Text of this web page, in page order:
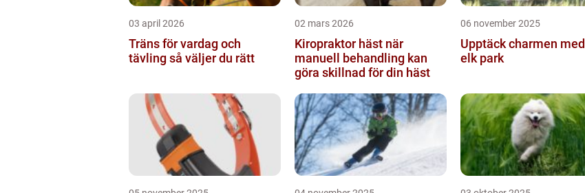
03 april 2026
Träns för vardag och
tävling så väljer du rätt
02 mars 2026
Kiropraktor häst när
manuell behandling kan
göra skillnad för din häst
06 november 2025
Upptäck charmen
elk park